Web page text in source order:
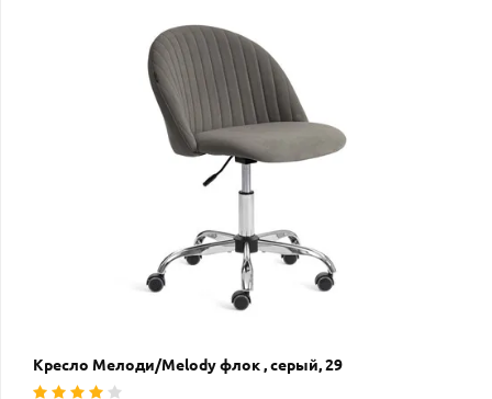
Кресло Мелоди/Melody флок , серый, 29